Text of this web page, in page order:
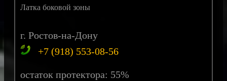
Латка боковой зоны
г. Ростов-на-Дону
+7 (918) 553-08-56
остаток протектора: 55%